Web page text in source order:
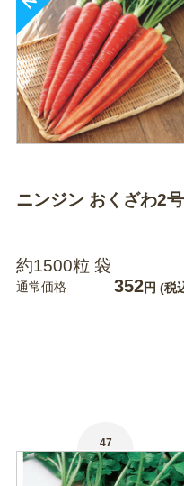
ニンジン おくざわ2号
約1500粒 袋
通常価格 352円 (税
47